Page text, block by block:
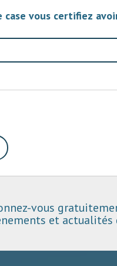
case vous certifiez
vous
et actualités